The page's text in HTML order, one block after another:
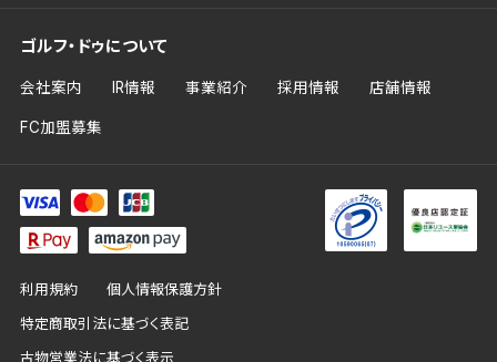
ゴルフ・ドゥについて
会社案内 IR情報 事業紹介 採用情報 店舗情報
FC加盟募集
利用規約 個人情報保護方針
特定商取引法に基づく表記
古物営業法に基づく表示